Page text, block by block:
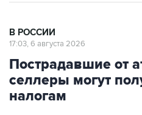
В РОССИИ
17:03, 6 августа 2026
Пострадавшие от
селлеры могут
налогам